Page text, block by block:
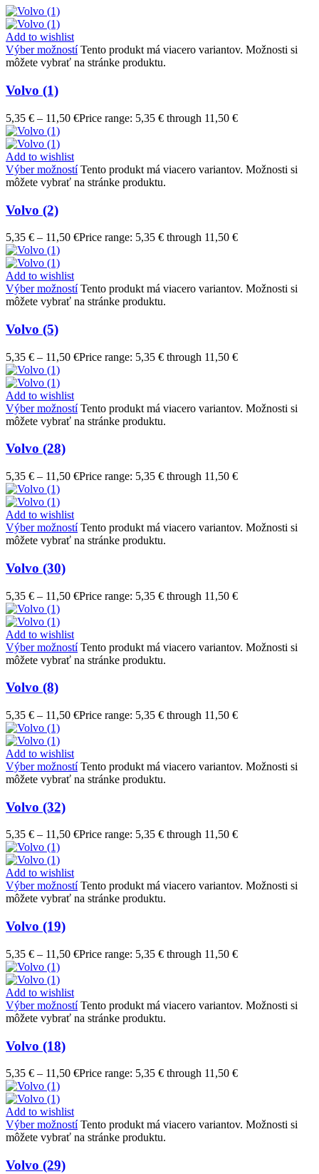
Add to wishlist
Výber možností Tento produkt má viacero variantov. Možnosti si
môžete vybrať na stránke produktu.
Volvo (1)
5,35 € – 11,50 €Price range: 5,35 € through 11,50 €
Add to wishlist
Výber možností Tento produkt má viacero variantov. Možnosti si
môžete vybrať na stránke produktu.
Volvo (2)
5,35 € – 11,50 €Price range: 5,35 € through 11,50 €
Add to wishlist
Výber možností Tento produkt má viacero variantov. Možnosti si
môžete vybrať na stránke produktu.
Volvo (5)
5,35 € – 11,50 €Price range: 5,35 € through 11,50 €
Add to wishlist
Výber možností Tento produkt má viacero variantov. Možnosti si
môžete vybrať na stránke produktu.
Volvo (28)
5,35 € – 11,50 €Price range: 5,35 € through 11,50 €
Add to wishlist
Výber možností Tento produkt má viacero variantov. Možnosti si
môžete vybrať na stránke produktu.
Volvo (30)
5,35 € – 11,50 €Price range: 5,35 € through 11,50 €
Add to wishlist
Výber možností Tento produkt má viacero variantov. Možnosti si
môžete vybrať na stránke produktu.
Volvo (8)
5,35 € – 11,50 €Price range: 5,35 € through 11,50 €
Add to wishlist
Výber možností Tento produkt má viacero variantov. Možnosti si
môžete vybrať na stránke produktu.
Volvo (32)
5,35 € – 11,50 €Price range: 5,35 € through 11,50 €
Add to wishlist
Výber možností Tento produkt má viacero variantov. Možnosti si
môžete vybrať na stránke produktu.
Volvo (19)
5,35 € – 11,50 €Price range: 5,35 € through 11,50 €
Add to wishlist
Výber možností Tento produkt má viacero variantov. Možnosti si
môžete vybrať na stránke produktu.
Volvo (18)
5,35 € – 11,50 €Price range: 5,35 € through 11,50 €
Add to wishlist
Výber možností Tento produkt má viacero variantov. Možnosti si
môžete vybrať na stránke produktu.
Volvo (29)